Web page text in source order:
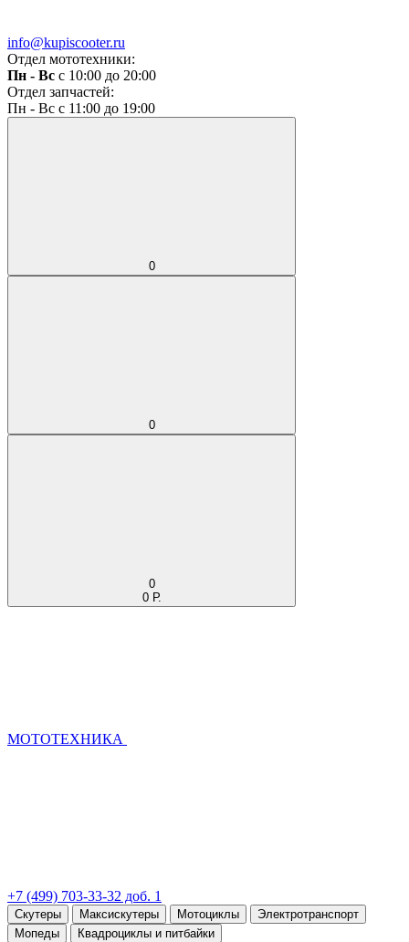
info@kupiscooter.ru
Отдел мототехники:
Пн - Вс с 10:00 до 20:00
Отдел запчастей:
Пн - Вс с 11:00 до 19:00
0
0
0
0 Р.
МОТОТЕХНИКА
+7 (499) 703-33-32 доб. 1
Скутеры Максискутеры Мотоциклы
Электротранспорт
Мопеды
Квадроциклы и питбайки